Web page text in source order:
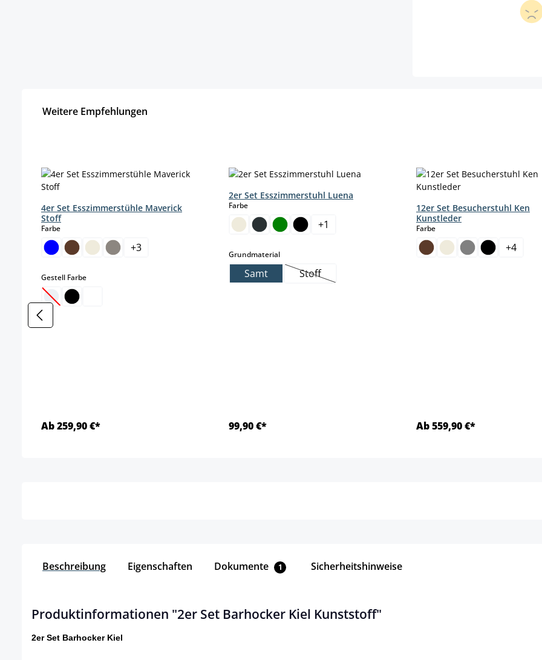
Weitere Empfehlungen
4er Set Esszimmerstühle Maverick
Stoff
Farbeauswählen
+3
Gestell Farbeauswählen
(Diese Option ist zurzeit nicht verfügbar.)
Ab 259,90 €*
2er Set Esszimmerstuhl Luena
Farbeauswählen
+1
Grundmaterialauswählen
Samt Stoff(Diese Option ist zurzeit nicht verfügbar.)
99,90 €*
12er Set Besucherstuhl Ken
Kunstleder
Farbeauswählen
+4
Ab 559,90 €*
Beschreibung Eigenschaften Dokumente 1 Sicherheitshinweise
Produktinformationen "2er Set Barhocker Kiel Kunststoff"
2er Set Barhocker Kiel